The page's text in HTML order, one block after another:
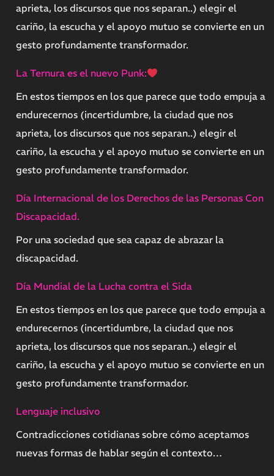
aprieta, los discursos que nos separan..) elegir el
cariño, la escucha y el apoyo mutuo se convierte en un
gesto profundamente transformador.
La Ternura es el nuevo Punk:
En estos tiempos en los que parece que todo empuja a
endurecernos (incertidumbre, la ciudad que nos
aprieta, los discursos que nos separan..) elegir el
cariño, la escucha y el apoyo mutuo se convierte en un
gesto profundamente transformador.
Día Internacional de los Derechos de las Personas Con
Discapacidad.
Por una sociedad que sea capaz de abrazar la
discapacidad.
Día Mundial de la Lucha contra el Sida
En estos tiempos en los que parece que todo empuja a
endurecernos (incertidumbre, la ciudad que nos
aprieta, los discursos que nos separan..) elegir el
cariño, la escucha y el apoyo mutuo se convierte en un
gesto profundamente transformador.
Lenguaje inclusivo
Contradicciones cotidianas sobre cómo aceptamos
nuevas formas de hablar según el contexto…